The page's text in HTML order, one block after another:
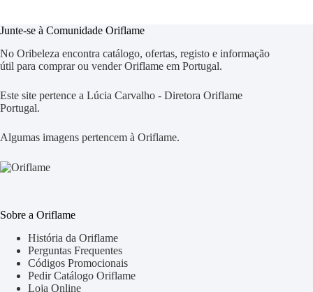
Junte-se à Comunidade Oriflame
No Oribeleza encontra catálogo, ofertas, registo e informação
útil para comprar ou vender Oriflame em Portugal.
Este site pertence a Lúcia Carvalho - Diretora Oriflame
Portugal.
Algumas imagens pertencem à Oriflame.
Sobre a Oriflame
História da Oriflame
Perguntas Frequentes
Códigos Promocionais
Pedir Catálogo Oriflame
Loja Online